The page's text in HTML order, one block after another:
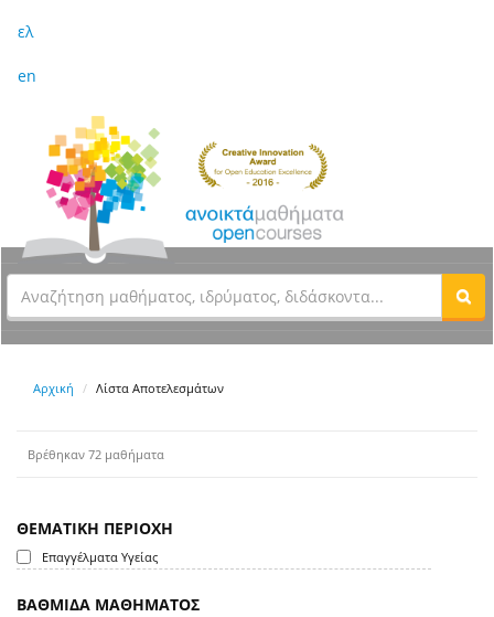
ελ
en
Αρχική Λίστα Αποτελεσμάτων
Βρέθηκαν 72 μαθήματα
ΘΕΜΑΤΙΚΗ ΠΕΡΙΟΧΗ
Επαγγέλματα Υγείας
ΒΑΘΜΙΔΑ ΜΑΘΗΜΑΤΟΣ